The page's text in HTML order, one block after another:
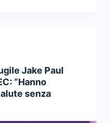
Jake Paul
“Hanno
senza